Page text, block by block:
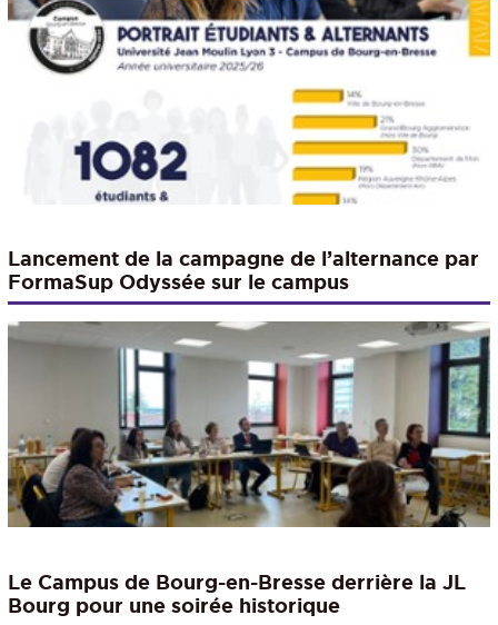
Lancement de la campagne de l’alternance par
FormaSup Odyssée sur le campus
Le Campus de Bourg-en-Bresse derrière la JL
Bourg pour une soirée historique